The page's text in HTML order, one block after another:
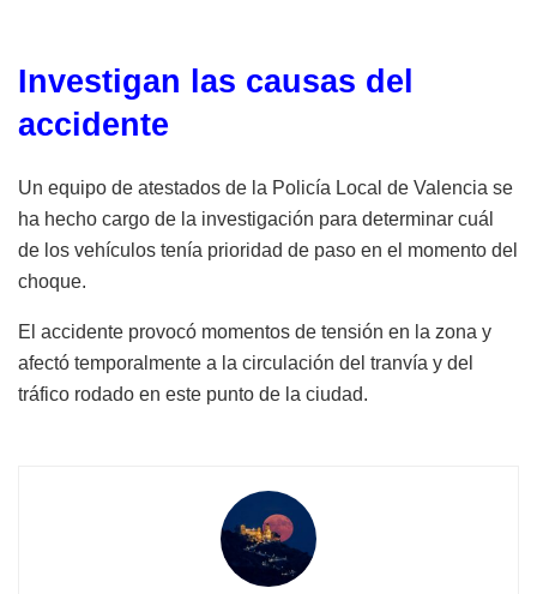
Investigan las causas del
accidente
Un equipo de atestados de la Policía Local de Valencia se
ha hecho cargo de la investigación para determinar cuál
de los vehículos tenía prioridad de paso en el momento del
choque.
El accidente provocó momentos de tensión en la zona y
afectó temporalmente a la circulación del tranvía y del
tráfico rodado en este punto de la ciudad.